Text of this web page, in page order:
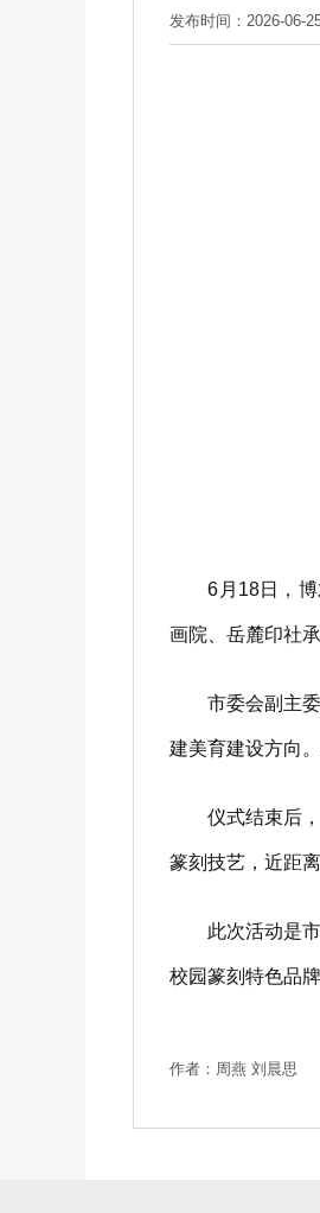
发布时间：2026-06-
6月18日，博才
画院、岳麓印社
市委会副主委
建美育建设方向
仪式结束后，
篆刻技艺，近距
此次活动是市
校园篆刻特色品
作者：周燕 刘晨思